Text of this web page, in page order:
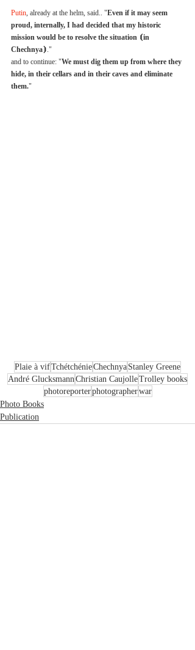
Putin, already at the helm, said.. "Even if it may seem
proud, internally, I had decided that my historic
mission would be to resolve the situation ⦗in
Chechnya⦘."
and to continue: "We must dig them up from where they
hide, in their cellars and in their caves and eliminate
them."
Plaie à vifTchétchénieChechnya Stanley Greene
André GlucksmannChristian CaujolleTrolley books
photoreporterphotographerwar
Photo Books
Publication